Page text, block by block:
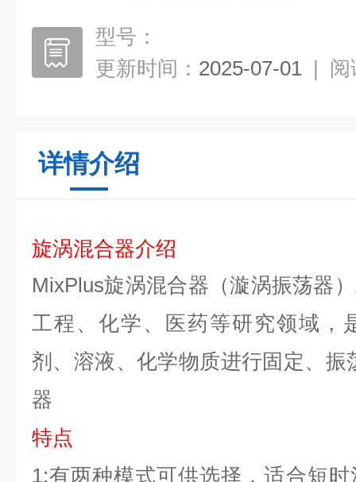
型号：
更新时间： 2025-07-01 | 阅
详情介绍
旋涡混合器介绍
MixPlus旋涡混合器（漩涡振荡器
工程、化学、医药等研究领域，
剂、溶液、化学物质进行固定、振
器
特点
1:有两种模式可供选择，适合短